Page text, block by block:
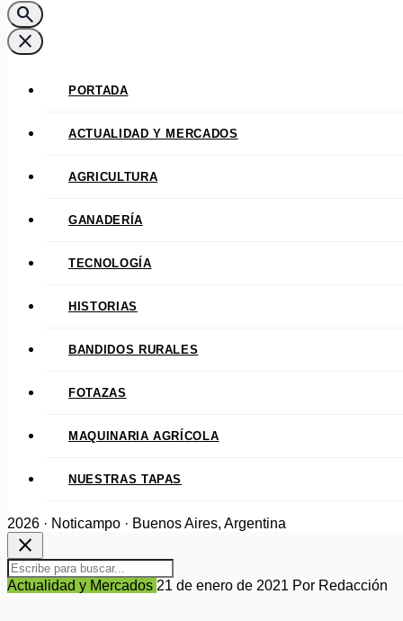
search
close
PORTADA
ACTUALIDAD Y MERCADOS
AGRICULTURA
GANADERÍA
TECNOLOGÍA
HISTORIAS
BANDIDOS RURALES
FOTAZAS
MAQUINARIA AGRÍCOLA
NUESTRAS TAPAS
2026 · Noticampo · Buenos Aires, Argentina
close
Actualidad y Mercados 21 de enero de 2021 Por Redacción